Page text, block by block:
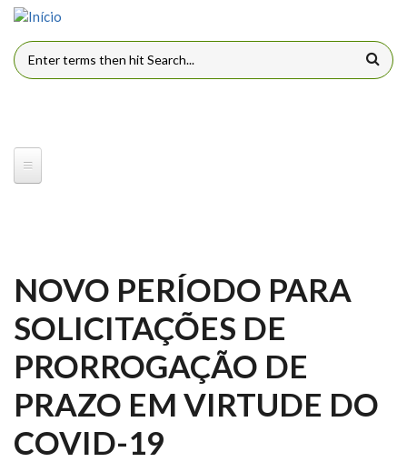
Pular para o conteúdo principal
FORMULÁRIO DE BUSCA
NOVO PERÍODO PARA
SOLICITAÇÕES DE
PRORROGAÇÃO DE
PRAZO EM VIRTUDE DO
COVID-19